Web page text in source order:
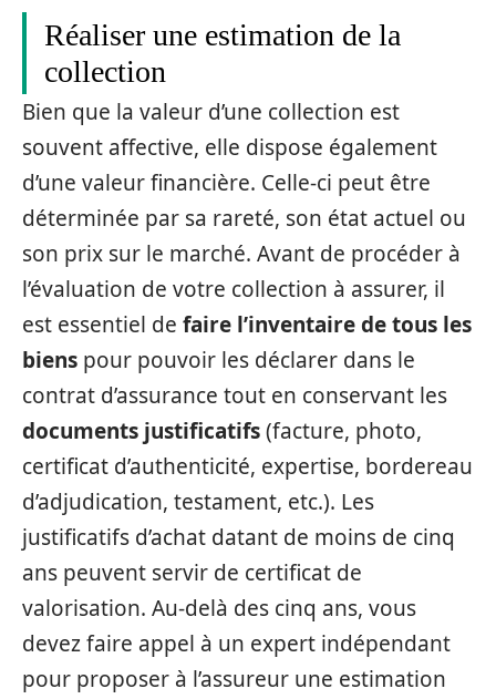
Réaliser une estimation de la
collection
Bien que la valeur d’une collection est
souvent affective, elle dispose également
d’une valeur financière. Celle-ci peut être
déterminée par sa rareté, son état actuel ou
son prix sur le marché. Avant de procéder à
l’évaluation de votre collection à assurer, il
est essentiel de faire l’inventaire de tous les
biens pour pouvoir les déclarer dans le
contrat d’assurance tout en conservant les
documents justificatifs(facture, photo,
certificat d’authenticité, expertise, bordereau
d’adjudication, testament, etc.). Les
justificatifs d’achat datant de moins de cinq
ans peuvent servir de certificat de
valorisation. Au-delà des cinq ans, vous
devez faire appel à un expert indépendant
pour proposer à l’assureur une estimation